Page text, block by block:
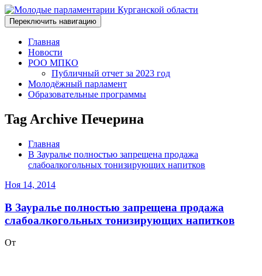
Переключить навигацию
Главная
Новости
РОО МПКО
Публичный отчет за 2023 год
Молодёжный парламент
Образовательные программы
Tag Archive Печерина
Главная
В Зауралье полностью запрещена продажа
слабоалкогольных тонизирующих напитков
Ноя 14, 2014
В Зауралье полностью запрещена продажа
слабоалкогольных тонизирующих напитков
От